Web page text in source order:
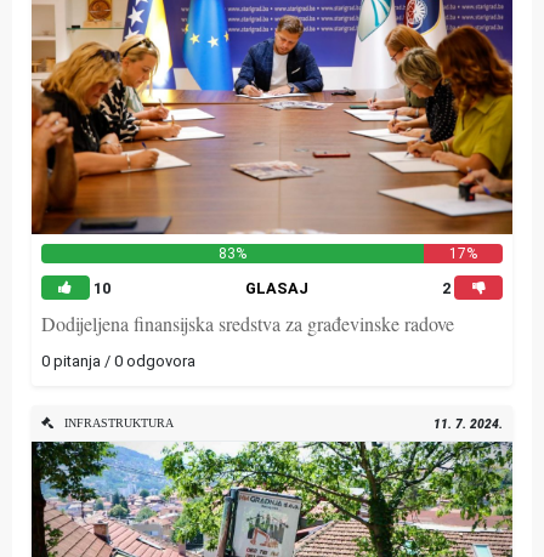
83% 17%
10 GLASAJ 2
Dodijeljena finansijska sredstva za građevinske radove
0 pitanja / 0 odgovora
INFRASTRUKTURA 11. 7. 2024.